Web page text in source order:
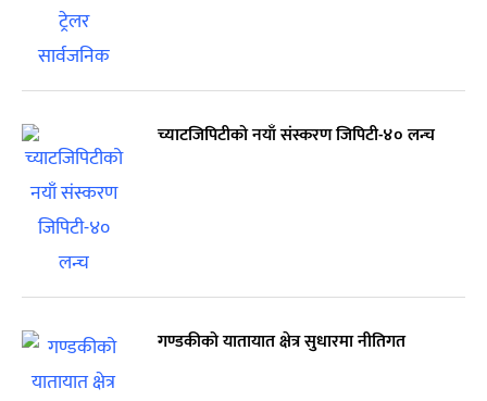
च्याटजिपिटीको नयाँ संस्करण जिपिटी-४० लन्च
गण्डकीको यातायात क्षेत्र सुधारमा नीतिगत